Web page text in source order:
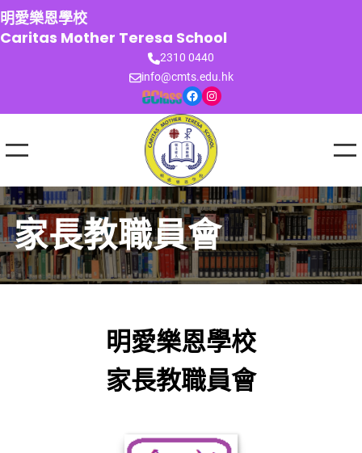
跳
至
主
明愛樂恩學校
Caritas Mother Teresa School
2310 0440
info@cmts.edu.hk
Facebook Instagram
家長教職員會
明愛樂恩學校
家長教職員會